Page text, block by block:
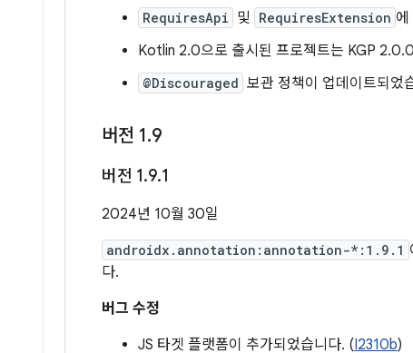
RequiresApi 및 RequiresExtension 에
Kotlin 2.0으로 출시된 프로젝트는 KGP
@Discouraged 보관 정책이 업데이트되었
버전 1.9
버전 1.9.1
2024년 10월 30일
androidx.annotation:annotation-*:1.9.1
다.
버그 수정
JS 타겟 플랫폼이 추가되었습니다. (I2310b)